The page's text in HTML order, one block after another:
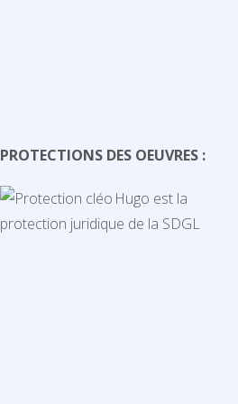
PROTECTIONS DES OEUVRES :
Hugo est la
protection juridique de la SDGL